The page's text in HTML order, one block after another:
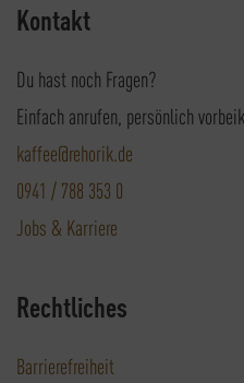
Kontakt
Du hast noch Fragen?
Einfach anrufen, persönlich
kaffee@rehorik.de
0941 / 788 353 0
Jobs & Karriere
Rechtliches
Barrierefreiheit